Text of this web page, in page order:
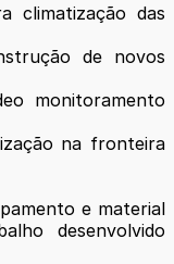
climatização das
de novos
monitoramento
na fronteira
e material
desenvolvido